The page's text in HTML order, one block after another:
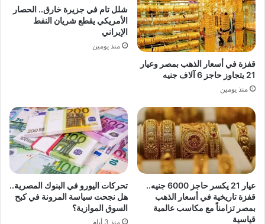
قفزة في أسعار الذهب بمصر وعيار
21 يتجاوز حاجز 6 آلاف جنيه
منذ يومين
شلل تام في جزيرة خارق.. الحصار
الأمريكي يقطع شريان النفط
الإيراني
منذ يومين
عيار 21 يكسر حاجز 6000 جنيه..
قفزة تاريخية في أسعار الذهب
بمصر تزامناً مع مكاسب عالمية
قياسية
تحركات اليورو في البنوك المصرية..
هل نجحت سياسة المرونة في كبح
السوق الموازية؟
منذ 3 أيام